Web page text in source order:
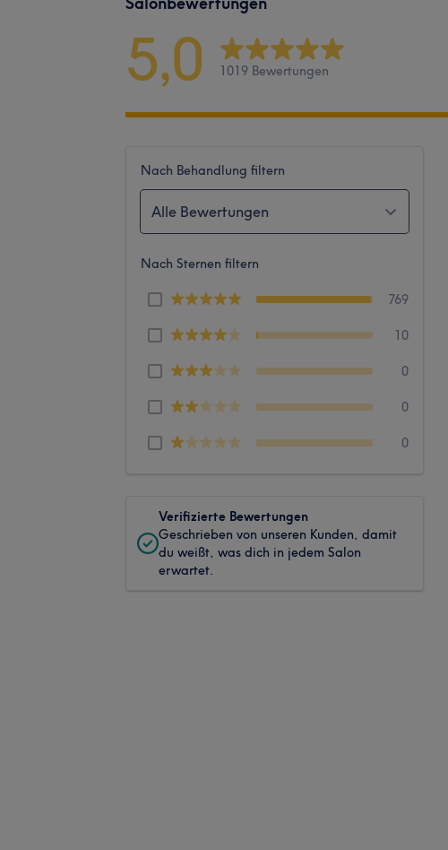
5,0 1019 Bewertungen
Nach Behandlung filtern
Alle Bewertungen
Nach Sternen filtern
769
10
0
0
0
Verifizierte Bewertungen
Geschrieben von unseren Kunden, damit
du weißt, was dich in jedem Salon
erwartet.